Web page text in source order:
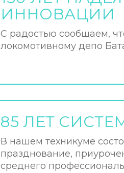
ИННОВАЦИИ
С радостью сообщаем,
локомотивному депо
85 ЛЕТ
В нашем техникуме
празднование,
среднего